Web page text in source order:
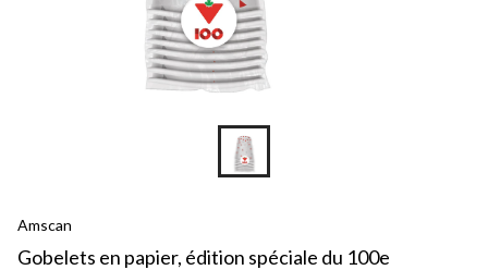
Amscan
Gobelets en papier, édition spéciale du 100e